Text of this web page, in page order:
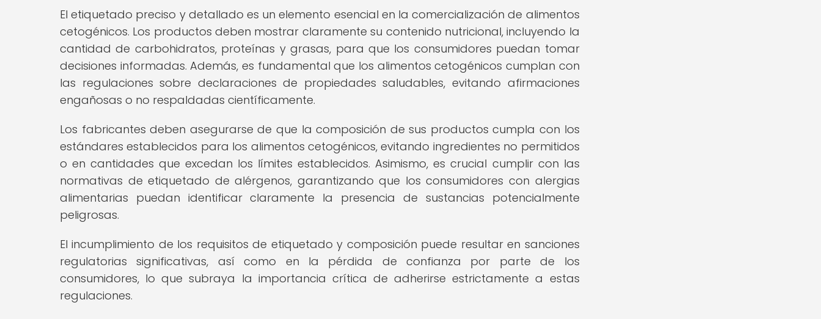
El etiquetado preciso y detallado es un elemento esencial en la comercialización de alimentos
cetogénicos. Los productos deben mostrar claramente su contenido nutricional, incluyendo la
cantidad de carbohidratos, proteínas y grasas, para que los consumidores puedan tomar
decisiones informadas. Además, es fundamental que los alimentos cetogénicos cumplan con
las regulaciones sobre declaraciones de propiedades saludables, evitando afirmaciones
engañosas o no respaldadas científicamente.
Los fabricantes deben asegurarse de que la composición de sus productos cumpla con los
estándares establecidos para los alimentos cetogénicos, evitando ingredientes no permitidos
o en cantidades que excedan los límites establecidos. Asimismo, es crucial cumplir con las
normativas de etiquetado de alérgenos, garantizando que los consumidores con alergias
alimentarias puedan identificar claramente la presencia de sustancias potencialmente
peligrosas.
El incumplimiento de los requisitos de etiquetado y composición puede resultar en sanciones
regulatorias significativas, así como en la pérdida de confianza por parte de los
consumidores, lo que subraya la importancia crítica de adherirse estrictamente a estas
regulaciones.